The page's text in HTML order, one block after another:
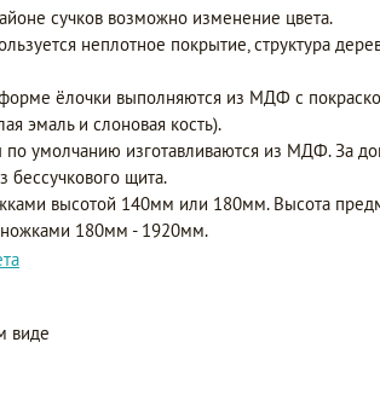
сучков возможно изменение цвета.
неплотное покрытие, структура
ёлочки выполняются из МДФ с
эмаль и слоновая кость).
умолчанию изготавливаются из МДФ. За
бессучкового щита.
высотой 140мм или 180мм. Высота
180мм - 1920мм.
виде